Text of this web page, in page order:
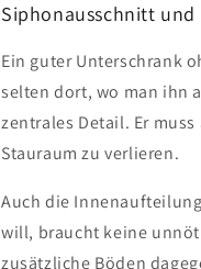
Siphonausschnitt
Ein guter Unterschrank
selten dort, wo man ihn
zentrales Detail. Er
Stauraum zu verlieren.
Auch die
will, braucht keine
zusätzliche Böden